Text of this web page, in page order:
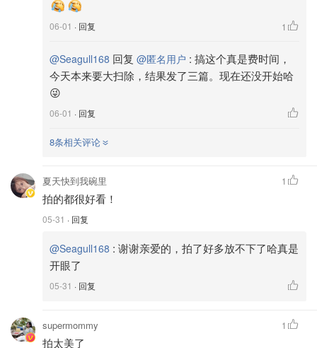
06-01 · 回复 1
@Seagull168 回复 @匿名用户 : 搞这个真是费时间，
今天本来要大扫除，结果发了三篇。现在还没开始哈
😜
06-01 · 回复
8条相关评论
夏天快到我碗里
拍的都很好看！
05-31 · 回复
1
@Seagull168 : 谢谢亲爱的，拍了好多放不下了哈真是
开眼了
05-31 · 回复
supermommy
拍太美了
1